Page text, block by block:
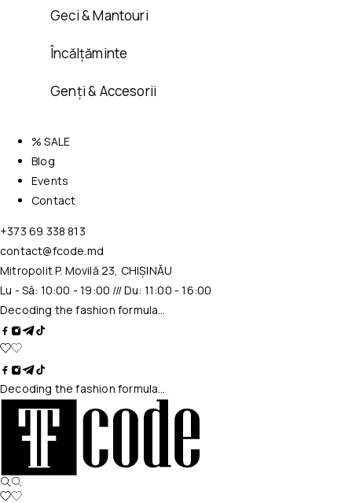
Geci & Mantouri
Încălțăminte
Genți & Accesorii
% SALE
Blog
Events
Contact
+373 69 338 813
contact@fcode.md
Mitropolit P. Movilă 23, CHIȘINĂU
Lu - Sâ: 10:00 - 19:00 /// Du: 11:00 - 16:00
Decoding the fashion formula…
Decoding the fashion formula…